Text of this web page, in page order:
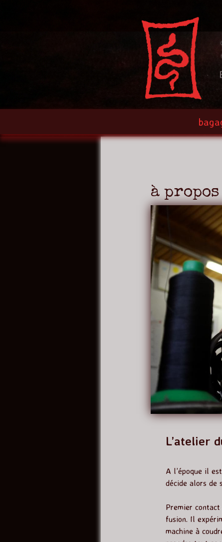
à propos
L’atelier
A l’époque il
décide alors de
Premier
fusion. Il
machine à